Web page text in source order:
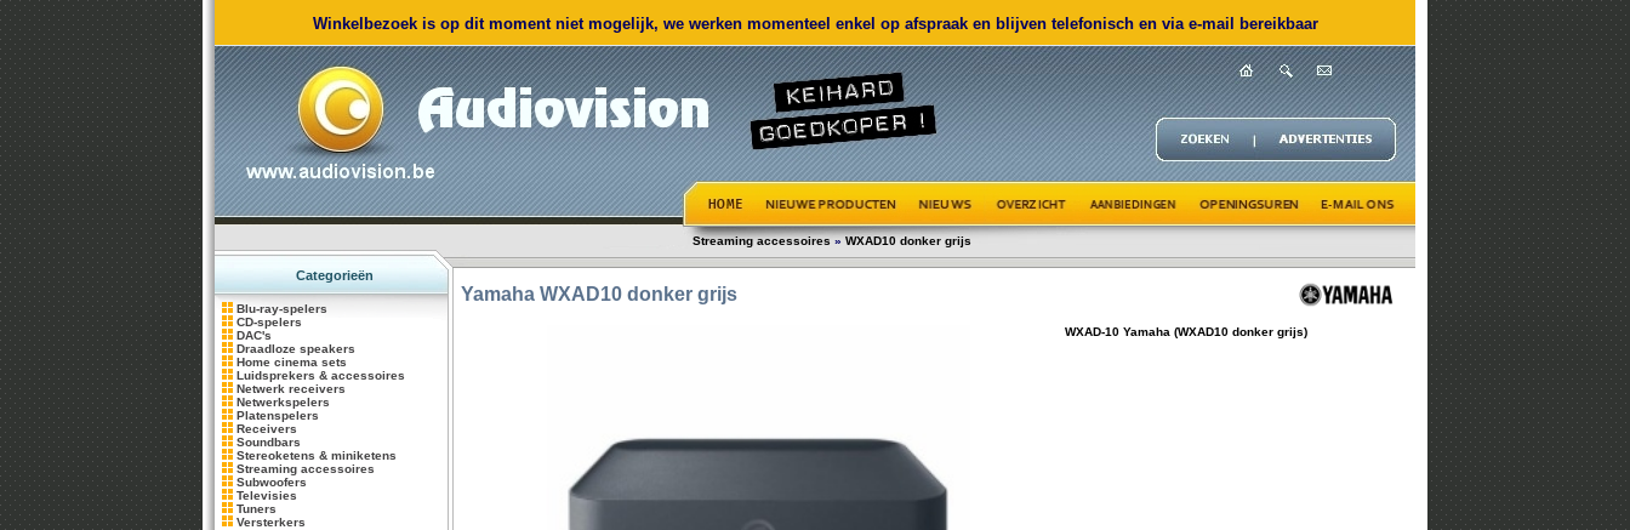
Winkelbezoek is op dit moment niet mogelijk, we werken momenteel enkel op afspraak en blijven telefonisch en via e-mail bereikbaar
Streaming accessoires » WXAD10 donker grijs
Categorieën
Blu-ray-spelers
CD-spelers
DAC's
Draadloze speakers
Home cinema sets
Luidsprekers & accessoires
Netwerk receivers
Netwerkspelers
Platenspelers
Receivers
Soundbars
Stereoketens & miniketens
Streaming accessoires
Subwoofers
Televisies
Tuners
Versterkers
Yamaha WXAD10 donker grijs
WXAD-10 Yamaha (WXAD10 donker grijs)